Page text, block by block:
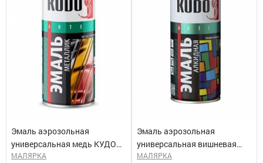
Эмаль аэрозольная
универсальная медь КУДО
KU-1030 (0,52л)
МАЛЯРКА
Эмаль аэрозольная
универсальная вишневая
КУДО KU-1004 (0,52л)
МАЛЯРКА